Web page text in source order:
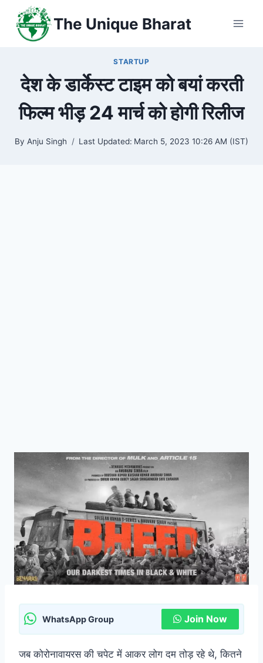
content
The Unique Bharat
STARTUP
देश के डार्केस्ट टाइम को बयां करती
फिल्म भीड़ 24 मार्च को होगी रिलीज
By Anju Singh Last Updated: March 5, 2023 10:26 AM (IST)
WhatsApp Group Join Now
जब कोरोनावायरस की चपेट में आकर लोग दम तोड़ रहे थे, कितने